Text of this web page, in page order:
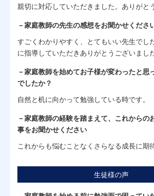
親切に対応していただきました。ありがと
－家庭教師の先生の感想をお聞かせくださ
すごくわかりやすく、とてもいい先生でし
に指導していただきありがとうございました
－家庭教師を始めてお子様が変わったと思
でしたか？
自然と机に向かって勉強している時です。
－家庭教師の経験を踏まえて、これからの
事をお聞かせください
これからも悩むことなくさらなる成長に期
生徒様の声